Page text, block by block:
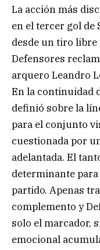
La acción más
en el tercer gol de
desde un tiro libre
Defensores
arquero Leandro
En la continuidad
definió sobre la
para el conjunto
cuestionada por
adelantada. El
determinante
partido. Apenas
complemento y
solo el marcador,
emocional